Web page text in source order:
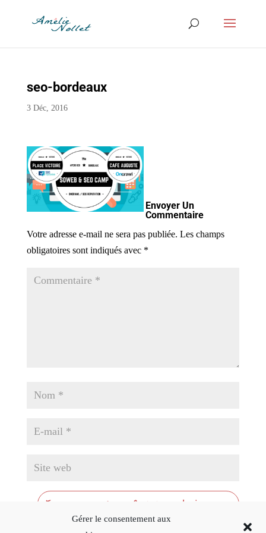
Gérer le consentement aux
seo-bordeaux
3 Déc, 2016
Envoyer Un
Commentaire
Votre adresse e-mail ne sera pas publiée. Les champs
obligatoires sont indiqués avec *